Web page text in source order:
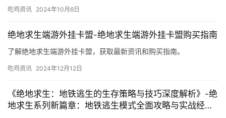
吃鸡资讯 2024年10月6日
绝地求生端游外挂卡盟-绝地求生端游外挂卡盟购买指南
了解绝地求生端游外挂卡盟，获取最新资讯和购买指南。
吃鸡资讯 2024年12月12日
《绝地求生：地铁逃生的生存策略与技巧深度解析》-绝
地求生系列新篇章：地铁逃生模式全面攻略与实战经验